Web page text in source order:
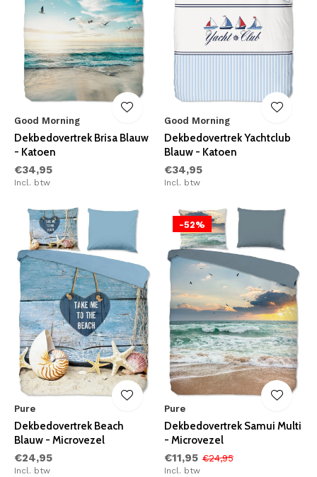
Good Morning
Dekbedovertrek Brisa Blauw
- Katoen
€34,95
Incl. btw
Good Morning
Dekbedovertrek Yachtclub
Blauw - Katoen
€34,95
Incl. btw
Pure
Dekbedovertrek Beach
Blauw - Microvezel
€24,95
Incl. btw
-52%
Pure
Dekbedovertrek Samui Multi
- Microvezel
€11,95 €24,95
Incl. btw